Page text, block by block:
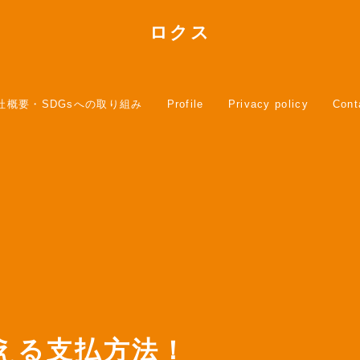
ロクス
概要・SDGsへの取り組み Profile Privacy policy
支払方法！